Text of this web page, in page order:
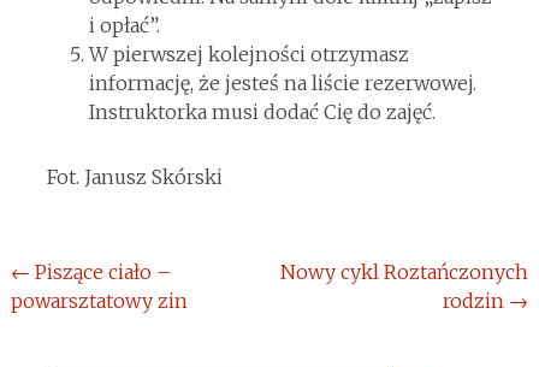
i opłać”.
W pierwszej kolejności otrzymasz
informację, że jesteś na liście rezerwowej.
Instruktorka musi dodać Cię do zajęć.
Fot. Janusz Skórski
Post
navigation
← Piszące ciało –
powarsztatowy zin
Nowy cykl Roztańczonych
rodzin →